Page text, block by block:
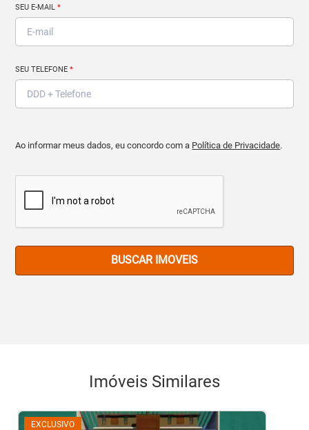
SEU E-MAIL*
SEU TELEFONE*
Ao informar meus dados, eu concordo com a Política de Privacidade.
BUSCAR IMOVEIS
Imóveis Similares
EXCLUSIVO